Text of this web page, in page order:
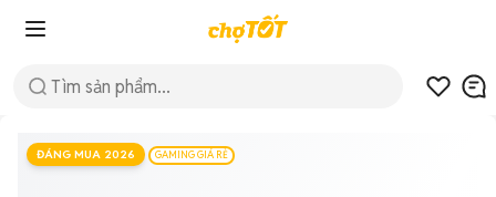
ĐÁNG MUA 2026 GAMING GIÁ RẺ